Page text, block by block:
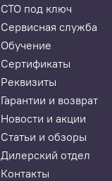
СТО под ключ
Сервисная служба
Обучение
Сертификаты
Реквизиты
Гарантии и возврат
Новости и акции
Статьи и обзоры
Дилерский отдел
Контакты